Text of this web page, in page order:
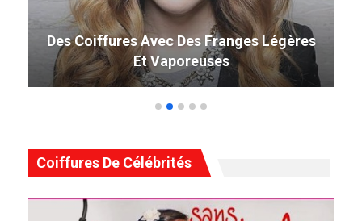
Des Coiffures Avec Des Franges Légères
Et Vaporeuses
Coiffures De Célébrités